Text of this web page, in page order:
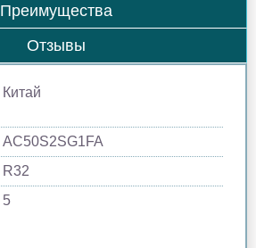
Преимущества
Отзывы
Китай
AC50S2SG1FA
R32
5